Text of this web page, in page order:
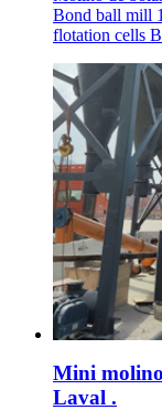
Bond ball mill
flotation cells
Mini
Laval .